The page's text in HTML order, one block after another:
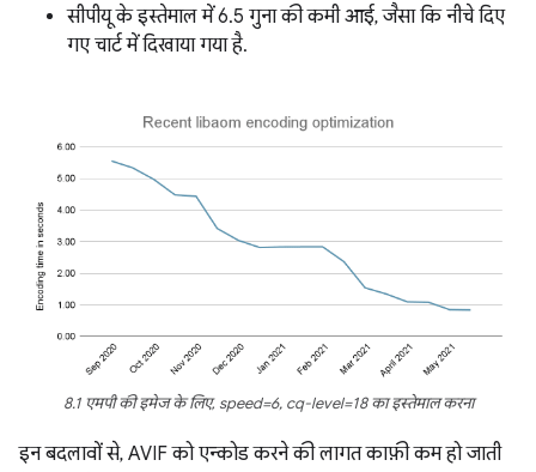
सीपीयू के इस्तेमाल में 6.5 गुना की कमी आई, जैसा कि नीचे दिए
गए चार्ट में दिखाया गया है.
8.1 एमपी की इमेज के लिए, speed=6, cq-level=18 का इस्तेमाल करना
इन बदलावों से, AVIF को एन्कोड करने की लागत काफ़ी कम हो जाती